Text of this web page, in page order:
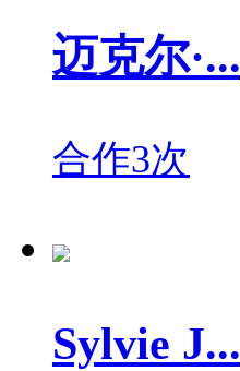
迈克尔·...
合作3次
Sylvie J...